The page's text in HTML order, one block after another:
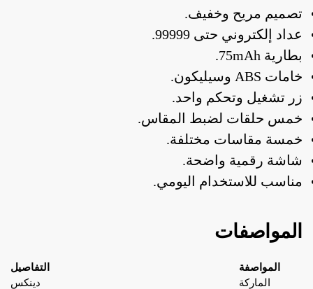
تصميم مريح وخفيف.
عداد إلكتروني حتى 99999.
بطارية 75mAh.
خامات ABS وسيليكون.
زر تشغيل وتحكم واحد.
خمس حلقات لضبط المقاس.
خمسة مقاسات مختلفة.
شاشة رقمية واضحة.
مناسب للاستخدام اليومي.
المواصفات
المواصفة
التفاصيل
الماركة
دينكس